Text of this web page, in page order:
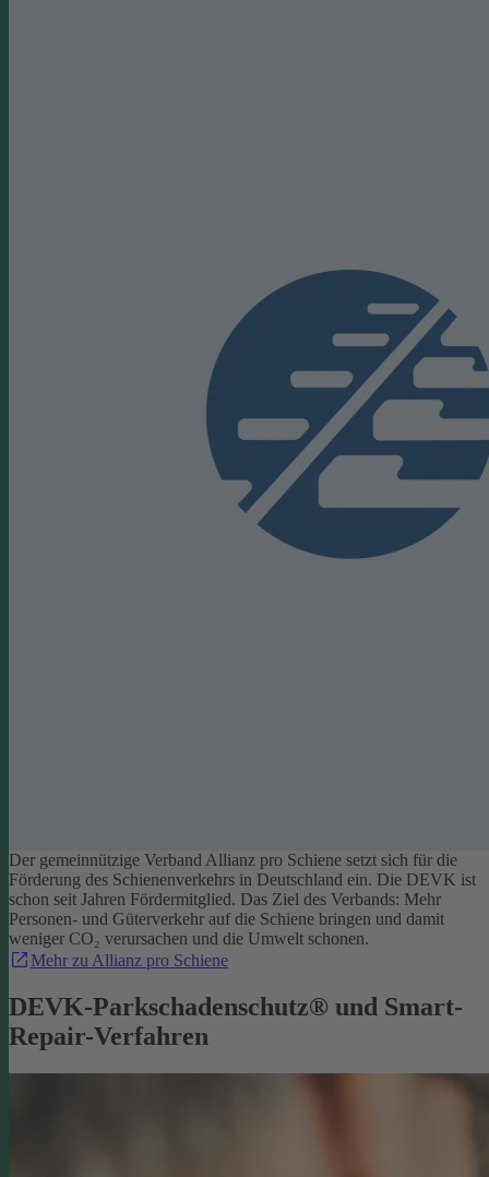
Der gemeinnützige Verband Allianz pro Schiene setzt sich für die
Förderung des Schienenverkehrs in Deutschland ein. Die DEVK ist
schon seit Jahren Fördermitglied. Das Ziel des Verbands: Mehr
Personen- und Güterverkehr auf die Schiene bringen und damit
weniger CO₂ verursachen und die Umwelt schonen.
Mehr zu Allianz pro Schiene
DEVK-Parkschadenschutz® und Smart-
Repair-Verfahren